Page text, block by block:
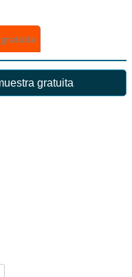
gratuita
gratuita